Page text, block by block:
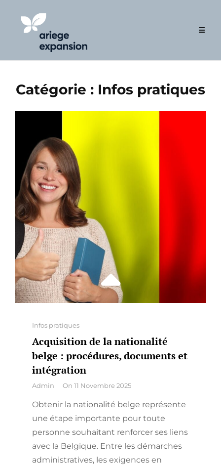
content
Catégorie : Infos pratiques
Categories
Infos pratiques
Acquisition de la nationalité
belge : procédures, documents et
intégration
By
Admin On 11 Novembre 2025
Obtenir la nationalité belge représente
une étape importante pour toute
personne souhaitant renforcer ses liens
avec la Belgique. Entre les démarches
administratives, les exigences en